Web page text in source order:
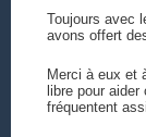
Toujours avec
avons offert
Merci à eux et
libre pour
fréquentent